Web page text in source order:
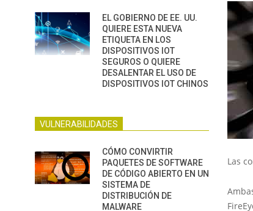
Las
EL GOBIERNO DE EE. UU.
QUIERE ESTA NUEVA
ETIQUETA EN LOS
DISPOSITIVOS IOT
SEGUROS O QUIERE
DESALENTAR EL USO DE
DISPOSITIVOS IOT CHINOS
VULNERABILIDADES
CÓMO CONVIRTIR
PAQUETES DE SOFTWARE
DE CÓDIGO ABIERTO EN UN
SISTEMA DE
DISTRIBUCIÓN DE
MALWARE